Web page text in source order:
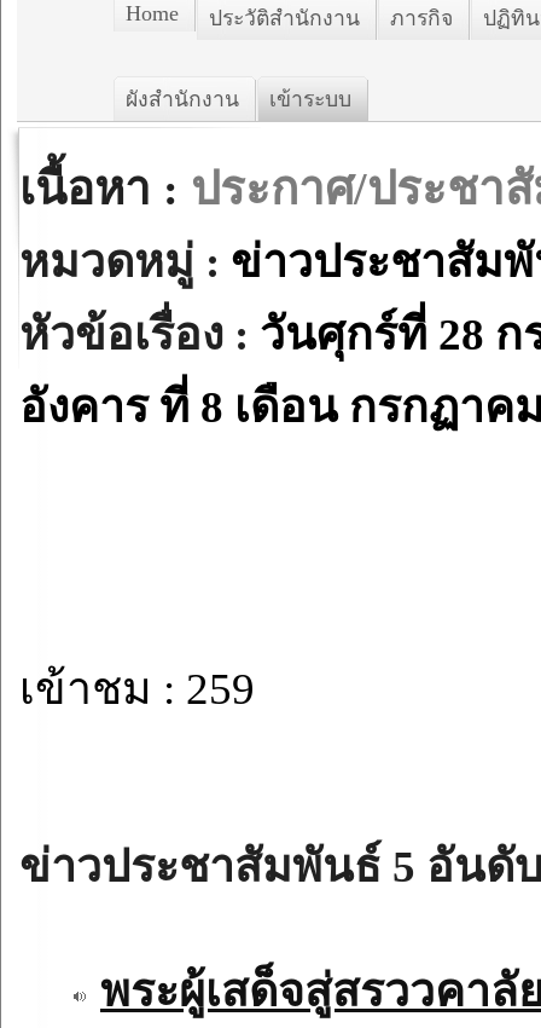
Home ประวัติสำนักงาน ภารกิจ ปฏิทิ
ผังสำนักงาน เข้าระบบ
เนื้อหา : ประกาศ/ประชา
หมวดหมู่ : ข่าวประชาสัม
หัวข้อเรื่อง : วันศุกร์ที่ 28 ก
อังคาร ที่ 8 เดือน กรกฏาค
เข้าชม : 259
ข่าวประชาสัมพันธ์ 5 อันดั
พระผู้เสด็จสู่สรววคา